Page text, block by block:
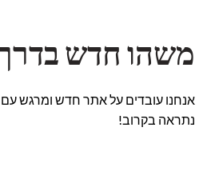
משהו חדש
אנחנו עובדים על אתר חדש ומרגש
נתראה בקרוב!